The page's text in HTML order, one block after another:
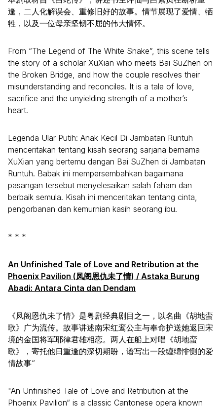
逢，二人化解误会、重修旧好的故事。情节展现了爱情、牺
牲，以及一位母亲坚韧不屈的伟大情怀。
From “The Legend of The White Snake”, this scene tells
the story of a scholar XuXian who meets Bai SuZhen on
the Broken Bridge, and how the couple resolves their
misunderstanding and reconciles. It is a tale of love,
sacrifice and the unyielding strength of a mother’s
heart.
Legenda Ular Putih: Anak Kecil Di Jambatan Runtuh
menceritakan tentang kisah seorang sarjana bernama
XuXian yang bertemu dengan Bai SuZhen di Jambatan
Runtuh. Babak ini mempersembahkan bagaimana
pasangan tersebut menyelesaikan salah faham dan
berbaik semula. Kisah ini menceritakan tentang cinta,
pengorbanan dan kemurnian kasih seorang ibu.
* * *
An Unfinished Tale of Love and Retribution at the
Phoenix Pavilion (凤阁恩仇未了情) / Astaka Burung
Abadi: Antara Cinta dan Dendam
《凤阁恩仇未了情》是粤剧经典剧目之一，以名曲《胡地蛮
歌》广为流传。故事讲述南宋红鸾公主与奉命护送她返回宋
境的金国将军耶律君雄相恋。两人在船上对唱《胡地蛮
歌》，寄托他日重逢的深切期盼，谱写出一段缠绵悱恻的爱
情故事“
"An Unfinished Tale of Love and Retribution at the
Phoenix Pavilion“ is a classic Cantonese opera known